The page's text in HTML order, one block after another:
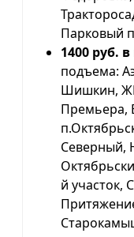
Парковый
1400 руб.
подъема:
Шишкин,
Премьера,
Северный,
й участок,